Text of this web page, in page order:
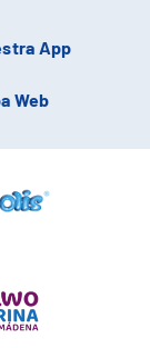
App
Web